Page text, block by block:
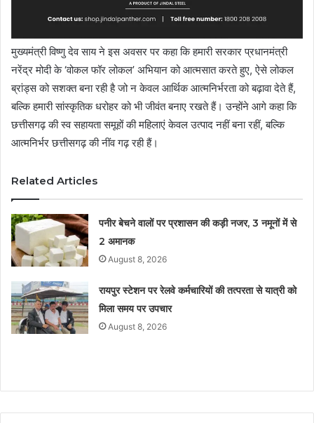
मुख्यमंत्री विष्णु देव साय ने इस अवसर पर कहा कि हमारी सरकार प्रधानमंत्री
नरेंद्र मोदी के ‘वोकल फॉर लोकल’ अभियान को आत्मसात करते हुए, ऐसे लोकल
ब्रांड्स को सशक्त बना रही है जो न केवल आर्थिक आत्मनिर्भरता को बढ़ावा देते हैं,
बल्कि हमारी सांस्कृतिक धरोहर को भी जीवंत बनाए रखते हैं। उन्होंने आगे कहा कि
छत्तीसगढ़ की स्व सहायता समूहों की महिलाएं केवल उत्पाद नहीं बना रहीं, बल्कि
आत्मनिर्भर छत्तीसगढ़ की नींव गढ़ रही हैं।
Related Articles
पनीर बेचने वालों पर प्रशासन की कड़ी नजर, 3 नमूनों में से
2 अमानक
August 8, 2026
रायपुर स्टेशन पर रेलवे कर्मचारियों की तत्परता से यात्री को
मिला समय पर उपचार
August 8, 2026